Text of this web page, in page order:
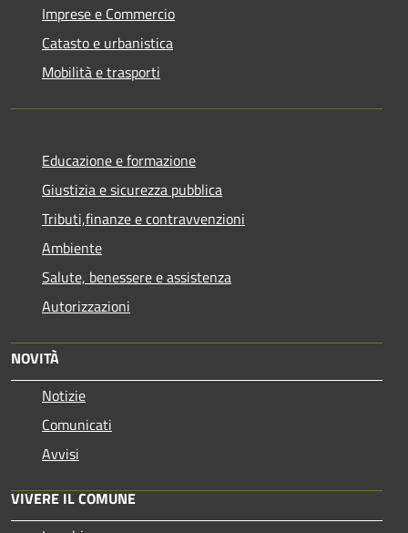
Imprese e Commercio
Catasto e urbanistica
Mobilità e trasporti
Educazione e formazione
Giustizia e sicurezza pubblica
Tributi,finanze e contravvenzioni
Ambiente
Salute, benessere e assistenza
Autorizzazioni
NOVITÀ
Notizie
Comunicati
Avvisi
VIVERE IL COMUNE